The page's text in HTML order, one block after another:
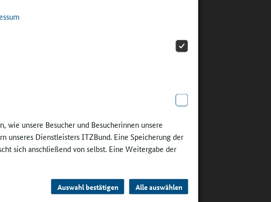
unsere Besucher und Besucherinnen unsere
unseres Dienstleisters ITZBund. Eine Speicherung der
sich anschließend von selbst. Eine Weitergabe der
Auswahl bestätigen Alle auswählen
diese
weil „sie dazu
und das Delf-
nicht als eigenes
der